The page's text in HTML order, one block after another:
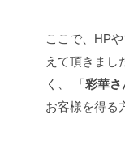
ここで、HP
えて頂きまし
く、
「彩華さ
お客様を得る